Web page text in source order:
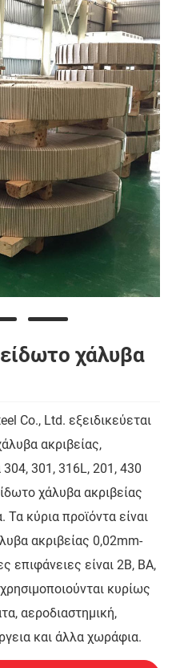
χάλυβα
Co., Ltd. εξειδικεύεται
ακριβείας,
301, 316L, 201, 430
χάλυβα ακριβείας
Τα κύρια προϊόντα είναι
ακριβείας 0,02mm-
επιφάνειες είναι 2B, BA,
κυρίως
αεροδιαστημική,
και άλλα χωράφια.